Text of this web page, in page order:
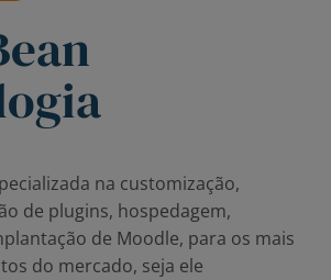
child
menu
for
Soluzioni
Expand
child
for
Riguardo
a
Expand
child
menu
for
na customização,
de plugins, hospedagem,
de Moodle, para os mais
do mercado, seja ele